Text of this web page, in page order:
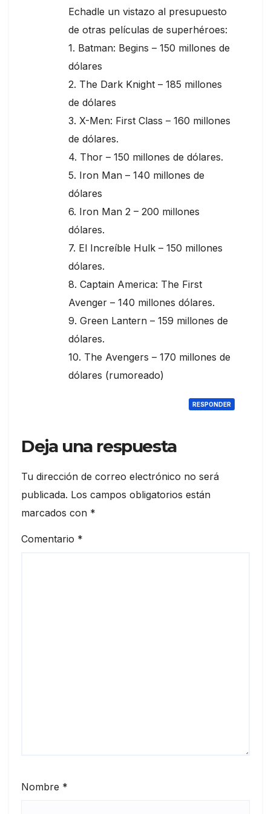
Echadle un vistazo al presupuesto
de otras películas de superhéroes:
1. Batman: Begins – 150 millones de
dólares
2. The Dark Knight – 185 millones
de dólares
3. X-Men: First Class – 160 millones
de dólares.
4. Thor – 150 millones de dólares.
5. Iron Man – 140 millones de
dólares
6. Iron Man 2 – 200 millones
dólares.
7. El Increíble Hulk – 150 millones
dólares.
8. Captain America: The First
Avenger – 140 millones dólares.
9. Green Lantern – 159 millones de
dólares.
10. The Avengers – 170 millones de
dólares (rumoreado)
RESPONDER
Deja una respuesta
Tu dirección de correo electrónico no será
publicada. Los campos obligatorios están
marcados con *
Comentario *
Nombre *